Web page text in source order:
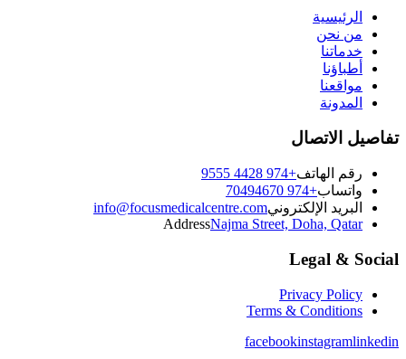
الرئيسية
من نحن
خدماتنا
أطباؤنا
مواقعنا
المدونة
تفاصيل الاتصال
رقم الهاتف+974 4428 9555
واتساب+974 70494670
البريد الإلكترونيinfo@focusmedicalcentre.com
AddressNajma Street, Doha, Qatar
Legal & Social
Privacy Policy
Terms & Conditions
facebookinstagramlinkedin